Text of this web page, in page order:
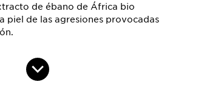
de ébano de África bio
piel de las agresiones provocadas